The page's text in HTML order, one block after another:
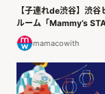
【子連れde渋谷】渋
ルーム「Mammy’s
mamacowith